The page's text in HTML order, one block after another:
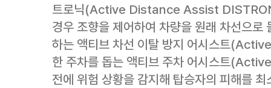
트로닉(Active Distance Assist
경우 조향을 제어하여 차량을 원래 차선으로
하는 액티브 차선 이탈 방지 어시스트
한 주차를 돕는 액티브 주차 어시스트
전에 위험 상황을 감지해 탑승자의 피해를